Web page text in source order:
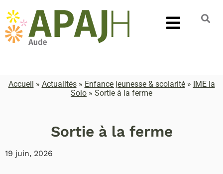
Accueil » Actualités» Enfance jeunesse & scolarité» IME la
Solo » Sortie à la ferme
Sortie à la ferme
19 juin, 2026